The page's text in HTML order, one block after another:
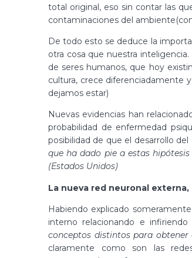
total original, eso sin contar las
contaminaciones del
De todo esto se deduce la
otra cosa que nuestra
de seres humanos, que hoy
cultura, crece diferenciadamente
dejamos estar)
Nuevas evidencias han
probabilidad de enfermedad
posibilidad de que el desarrollo
que ha dado pie a estas
(Estados Unidos)
La nueva red neuronal
Habiendo explicado
interno relacionando e
conceptos distintos para obtener
claramente como son las